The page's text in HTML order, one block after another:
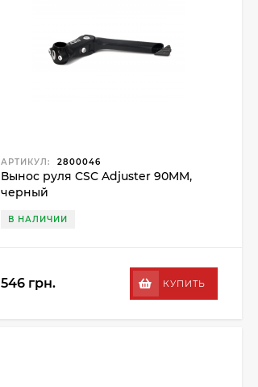
АРТИКУЛ: 2800046
Вынос руля CSC Adjuster 90MM,
черный
В НАЛИЧИИ
546 грн. КУПИТЬ